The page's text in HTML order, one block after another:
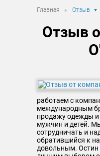
Главная Отзыв
Отзыв
работаем с
международным
продажу одежды и
мужчин и детей.
сотрудничать и
обратившийся к
довольным. Остин